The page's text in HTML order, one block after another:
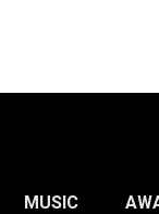
MUSIC